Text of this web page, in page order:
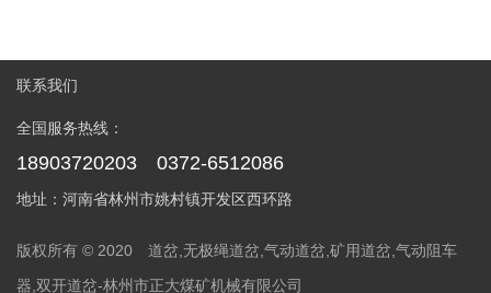
联系我们
全国服务热线：
18903720203 0372-6512086
地址：河南省林州市姚村镇开发区西环路
版权所有 © 2020 道岔,无极绳道岔,气动道岔,矿用道岔,气动阻车
器,双开道岔-林州市正大煤矿机械有限公司